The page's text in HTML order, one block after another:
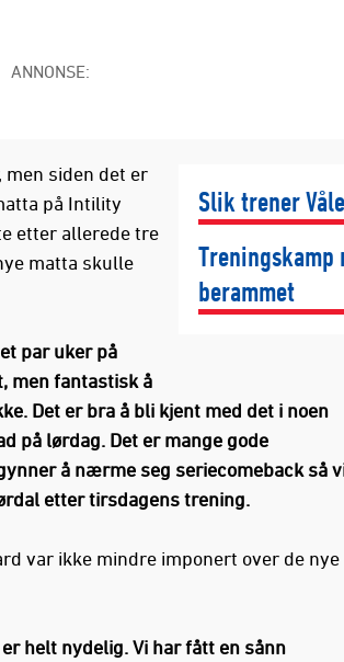
ANNONSE:
Slik trener
Treningskamp
berammet
siden det er
på Intility
etter allerede tre
matta skulle
par uker på
men fantastisk å
Det er bra å bli kjent med det i noen
på lørdag. Det er mange gode
å nærme seg seriecomeback så
etter tirsdagens trening.
var ikke mindre imponert over de nye
helt nydelig. Vi har fått en sånn